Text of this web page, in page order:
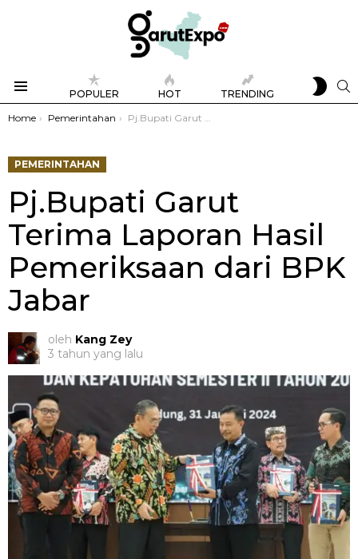
POPULER HOT TRENDING
SKIN
You are here:
Home Pemerintahan Pj.Bupati Garut Terima Laporan Hasil Pemeriksaan dari BPK Jabar
PEMERINTAHAN
Pj.Bupati Garut
Terima Laporan Hasil
Pemeriksaan dari BPK
Jabar
oleh Kang Zey
3 tahun yang lalu